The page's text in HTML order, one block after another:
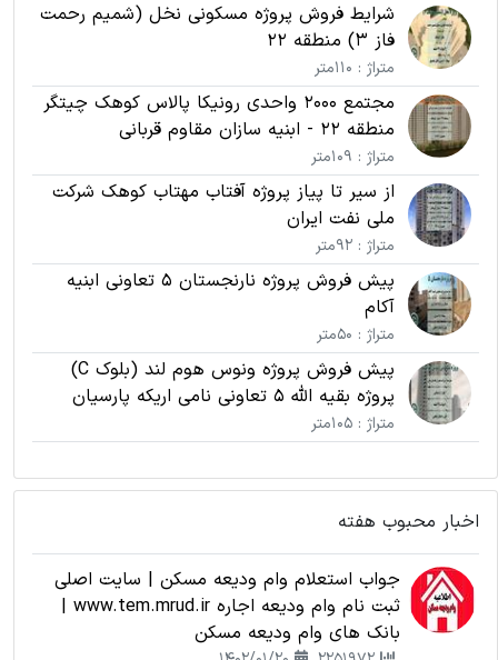
شرایط فروش پروژه مسکونی نخل (شمیم رحمت
فاز 3) منطقه 22
متراژ : 110متر
مجتمع 2000 واحدی رونیکا پالاس کوهک چیتگر
منطقه 22 - ابنیه سازان مقاوم قربانی
متراژ : 109متر
از سیر تا پیاز پروژه آفتاب مهتاب کوهک شرکت
ملی نفت ایران
متراژ : 92متر
پیش فروش پروژه نارنجستان 5 تعاونی ابنیه
آکام
متراژ : 50متر
پیش فروش پروژه ونوس هوم لند (بلوک C)
پروژه بقیه الله 5 تعاونی نامی اریکه پارسیان
متراژ : 105متر
اخبار محبوب هفته
جواب استعلام وام ودیعه مسکن | سایت اصلی
ثبت نام وام ودیعه اجاره www.tem.mrud.ir |
بانک های وام ودیعه مسکن